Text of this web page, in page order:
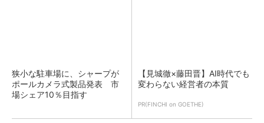
狭小な駐車場に、シャープが
ポールカメラ式製品発表 市
場シェア10％目指す
【見城徹×藤田晋】AI時代でも
変わらない経営者の本質
PR(FINCHI on GOETHE)